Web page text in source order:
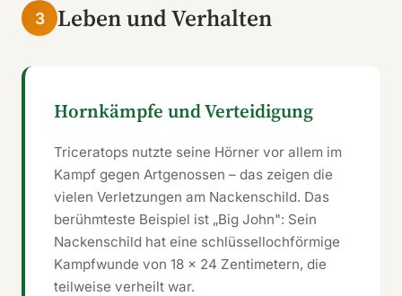
3 Leben und Verhalten
Hornkämpfe und Verteidigung
Triceratops nutzte seine Hörner vor allem im
Kampf gegen Artgenossen – das zeigen die
vielen Verletzungen am Nackenschild. Das
berühmteste Beispiel ist „Big John": Sein
Nackenschild hat eine schlüssellochförmige
Kampfwunde von 18 × 24 Zentimetern, die
teilweise verheilt war.